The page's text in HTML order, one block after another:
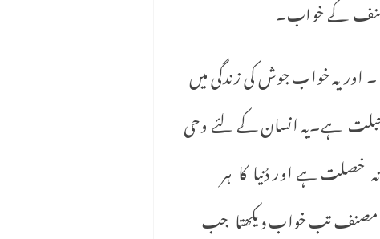
کے خواب۔
یہ خواب جوش کی زندگی میں
جبلت ہے۔یہ انسان کے لئے وحی
خصلت ہے اور دُنیا کا ہر
مصنف تب خواب دیکھتا جب